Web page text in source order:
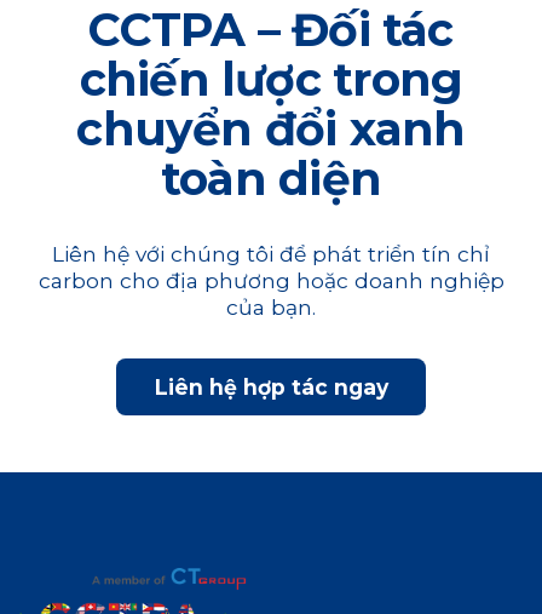
CCTPA – Đối tác
chiến lược trong
chuyển đổi xanh
toàn diện
Liên hệ với chúng tôi để phát triển tín chỉ
carbon cho địa phương hoặc doanh nghiệp
của bạn.
Liên hệ hợp tác ngay